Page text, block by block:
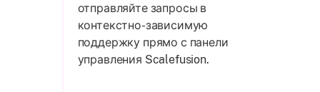
отправляйте запросы в
контекстно-зависимую
поддержку прямо с панели
управления Scalefusion.